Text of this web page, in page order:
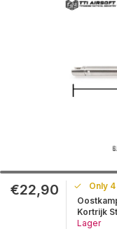
€22,90
Only
Kortrijk
Lager